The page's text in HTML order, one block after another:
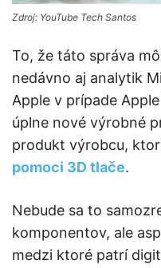
Zdroj: YouTube Tech Santos
To, že táto správa
nedávno aj analytik
Apple v prípade
úplne nové výrobné
produkt výrobcu,
pomoci 3D tlače.
Nebude sa to
komponentov, ale
medzi ktoré patrí